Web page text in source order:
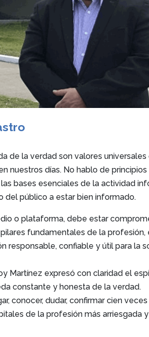
de la verdad son valores
nuestros días. No hablo de
bases esenciales de la actividad
del público a estar bien informado.
o plataforma, debe estar
fundamentales de la profesión,
responsable, confiable y útil para la
Martínez expresó con claridad el
constante y honesta de la verdad.
conocer, dudar, confirmar cien
de la profesión más arriesgada y